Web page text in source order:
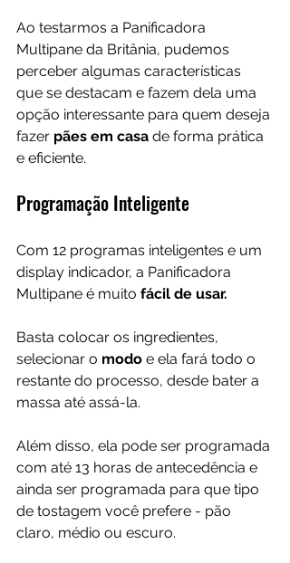
Ao testarmos a Panificadora
Multipane da Britânia, pudemos
perceber algumas características
que se destacam e fazem dela uma
opção interessante para quem deseja
fazer pães em casa de forma prática
e eficiente.
Programação Inteligente
Com 12 programas inteligentes e um
display indicador, a Panificadora
Multipane é muito fácil de usar.
Basta colocar os ingredientes,
selecionar o modo e ela fará todo o
restante do processo, desde bater a
massa até assá-la.
Além disso, ela pode ser programada
com até 13 horas de antecedência e
ainda ser programada para que tipo
de tostagem você prefere - pão
claro, médio ou escuro.